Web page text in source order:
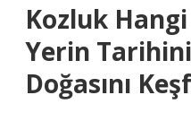
Kozluk Hangi
Yerin
Doğasını